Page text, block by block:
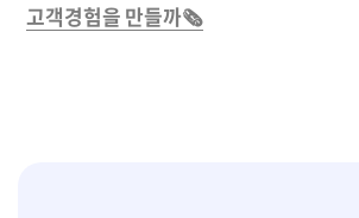
고객경험을 만들까🗞